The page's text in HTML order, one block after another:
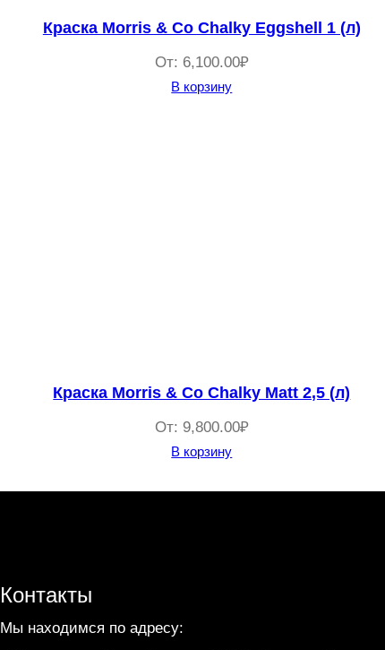
Краска Morris & Co Chalky Eggshell 1 (л)
От: 6,100.00₽
В корзину
Краска Morris & Co Chalky Matt 2,5 (л)
От: 9,800.00₽
В корзину
Контакты
Мы находимся по адресу: